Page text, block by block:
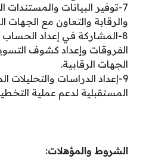
7-توفير البيانات والمستندات
والرقابة والتعاون مع الجهات
8-المشاركة في إعداد
الفروقات وإعداد كشوف
الجهات الرقابية.
9-إعداد الدراسات والتحليلات
المستقبلية لدعم عملية
الشروط والمؤهلات: